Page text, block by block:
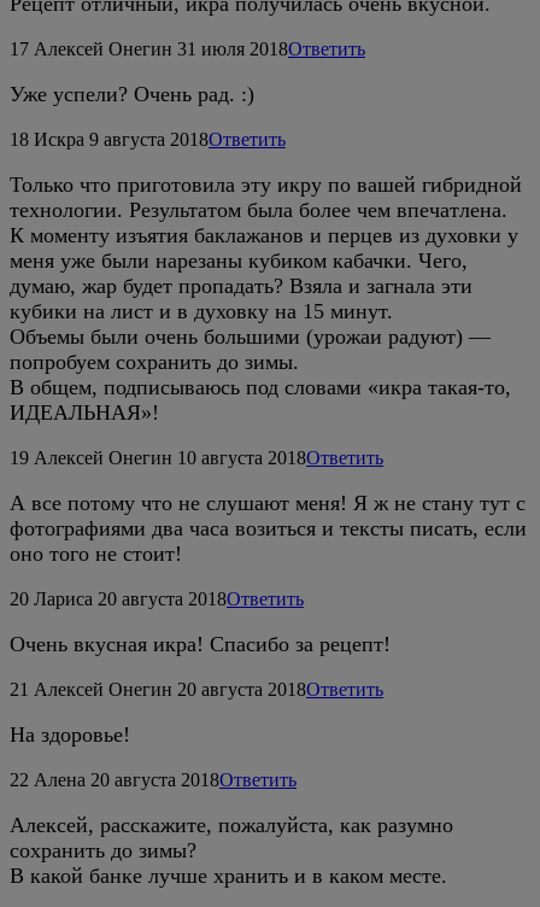
17 Алексей Онегин 31 июля 2018Ответить
Уже успели? Очень рад. :)
18 Искра 9 августа 2018Ответить
Только что приготовила эту икру по вашей гибридной
технологии. Результатом была более чем впечатлена.
К моменту изъятия баклажанов и перцев из духовки у
меня уже были нарезаны кубиком кабачки. Чего,
думаю, жар будет пропадать? Взяла и загнала эти
кубики на лист и в духовку на 15 минут.
Объемы были очень большими (урожаи радуют) —
попробуем сохранить до зимы.
В общем, подписываюсь под словами «икра такая-то,
ИДЕАЛЬНАЯ»!
19 Алексей Онегин 10 августа 2018Ответить
А все потому что не слушают меня! Я ж не стану тут с
фотографиями два часа возиться и тексты писать, если
оно того не стоит!
20 Лариса 20 августа 2018Ответить
Очень вкусная икра! Спасибо за рецепт!
21 Алексей Онегин 20 августа 2018Ответить
На здоровье!
22 Алена 20 августа 2018Ответить
Алексей, расскажите, пожалуйста, как разумно
сохранить до зимы?
В какой банке лучше хранить и в каком месте.